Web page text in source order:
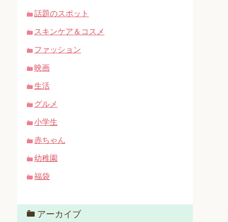
話題のスポット
スキンケア＆コスメ
ファッション
映画
生活
グルメ
小学生
赤ちゃん
幼稚園
福袋
アーカイブ